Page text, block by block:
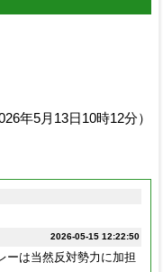
年5月13日10時12分）
2026-05-15 12:22:50
ーは当然反対勢力に加担